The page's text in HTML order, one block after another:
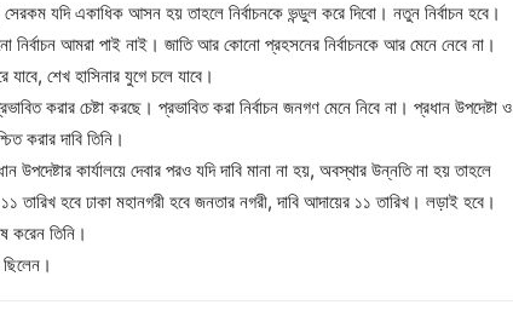
সেরকম যদি একাধিক আসন হয় তাহলে নির্বাচনকে ভন্ডুল করে দিবো। নতুন নির্বাচন হবে।
আমরা পাই নাই। জাতি আর কোনো প্রহসনের নির্বাচনকে আর মেনে নেবে না।
যাবে, শেখ হাসিনার যুগে চলে যাবে।
করার চেষ্টা করছে। প্রভাবিত করা নির্বাচন জনগণ মেনে নিবে না। প্রধান উপদেষ্টা ও
করার দাবি তিনি।
উপদেষ্টার কার্যালয়ে দেবার পরও যদি দাবি মানা না হয়, অবস্থার উন্নতি না হয় তাহলে
হবে ঢাকা মহানগরী হবে জনতার নগরী, দাবি আদায়ের ১১ তারিখ। লড়াই হবে।
করেন তিনি।